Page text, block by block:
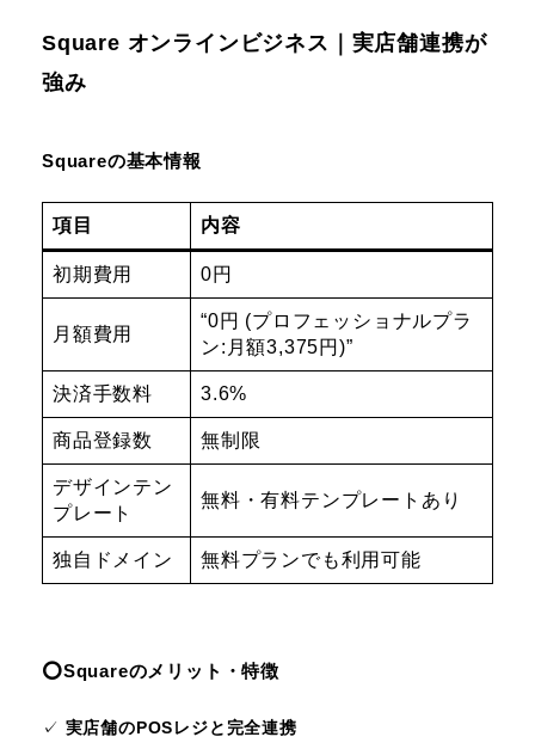
Square オンラインビジネス｜実店舗連携が
強み
Squareの基本情報
項目 内容
初期費用 0円
月額費用
“0円 (プロフェッショナルプラ
ン:月額3,375円)”
決済手数料 3.6%
商品登録数 無制限
デザインテン
プレート
無料・有料テンプレートあり
独自ドメイン 無料プランでも利用可能
⭕️Squareのメリット・特徴
✓ 実店舗のPOSレジと完全連携